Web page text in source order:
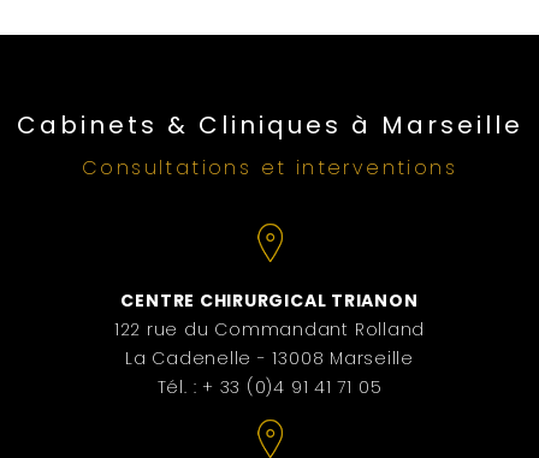
Cabinets & Cliniques à Marseille
Consultations et interventions
CENTRE CHIRURGICAL TRIANON
122 rue du Commandant Rolland
La Cadenelle - 13008 Marseille
Tél. : + 33 (0)4 91 41 71 05